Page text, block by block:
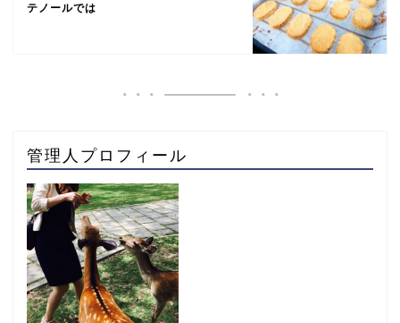
テノールでは
管理人プロフィール